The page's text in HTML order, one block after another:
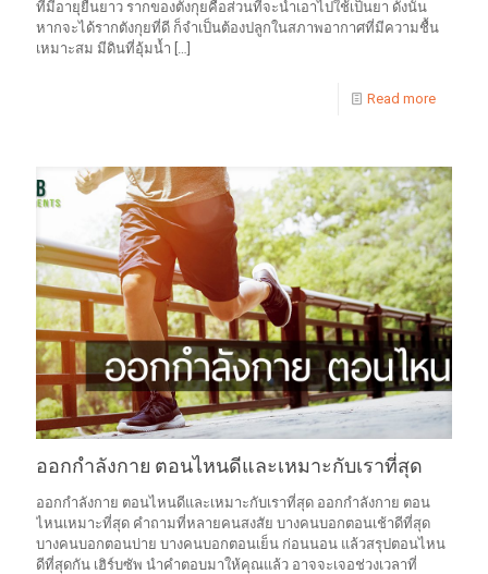
ที่มีอายุยืนยาว รากของตังกุยคือส่วนที่จะนำเอาไปใช้เป็นยา ดังนั้น
หากจะได้รากตังกุยที่ดี ก็จำเป็นต้องปลูกในสภาพอากาศที่มีความชื้น
เหมาะสม มีดินที่อุ้มน้ำ […]
Read more
ออกกำลังกาย ตอนไหนดีและเหมาะกับเราที่สุด
ออกกำลังกาย ตอนไหนดีและเหมาะกับเราที่สุด ออกกำลังกาย ตอน
ไหนเหมาะที่สุด คำถามที่หลายคนสงสัย บางคนบอกตอนเช้าดีที่สุด
บางคนบอกตอนบ่าย บางคนบอกตอนเย็น ก่อนนอน แล้วสรุปตอนไหน
ดีที่สุดกัน เฮิร์บซัพ นำคำตอบมาให้คุณแล้ว อาจจะเจอช่วงเวลาที่